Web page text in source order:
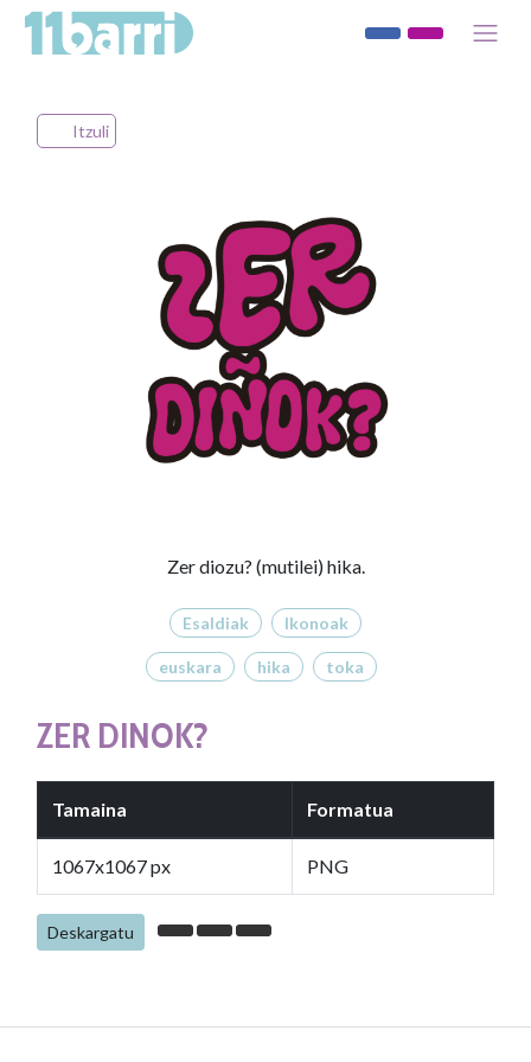
Itzuli
Zer diozu? (mutilei) hika.
Esaldiak Ikonoak
euskara hika toka
ZER DINOK?
Tamaina Formatua
1067x1067 px PNG
Deskargatu